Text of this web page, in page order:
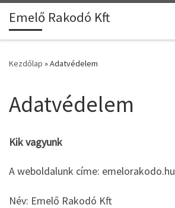
Skip to content
Emelő Rakodó Kft
Kezdőlap »Adatvédelem
Adatvédelem
Kik vagyunk
A weboldalunk címe: emelorakodo.hu
Név: Emelő Rakodó Kft